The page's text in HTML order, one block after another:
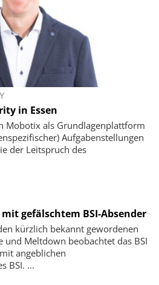
in Essen
Mobotix als Grundlagenplattform
Aufgabenstellungen
der Leitspruch des
gefälschtem BSI-Absender
kürzlich bekannt gewordenen
und Meltdown beobachtet das BSI
angeblichen
BSI. ...